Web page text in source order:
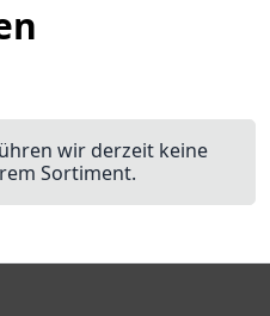
wir derzeit keine
Sortiment.